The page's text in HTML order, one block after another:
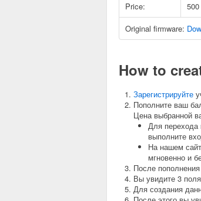
Price:
Original firmware:
How to
Зарегистрируйте
Пополните ваш
Цена выбранной
Для перехода
выполните
На нашем
мгновенно и
После
Вы увидите 3
Для создания